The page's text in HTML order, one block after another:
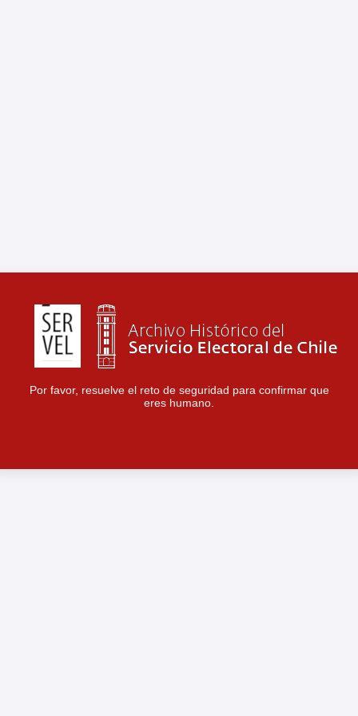
Por favor, resuelve el reto de seguridad para confirmar que
eres humano.